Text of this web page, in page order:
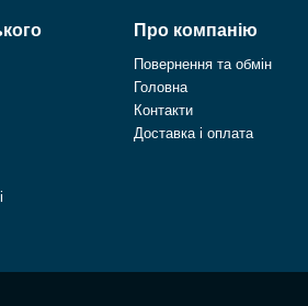
Про компанію
Повернення та обмін
Головна
Контакти
Доставка і оплата